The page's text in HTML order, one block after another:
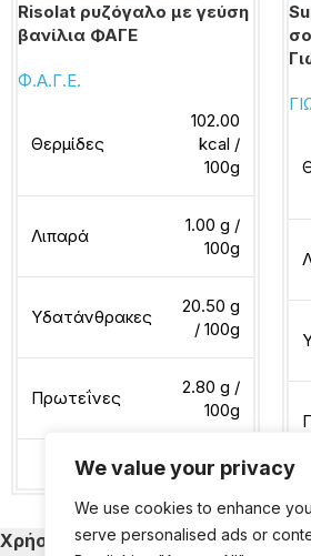
We value your privacy
We use cookies to enhance
serve personalised ads or
Risolat ρυζόγαλο με γεύση
βανίλια ΦΑΓΕ
Φ.Α.Γ.Ε.
Θερμίδες
102.00
kcal /
100g
Λιπαρά
1.00 g /
100g
Υδατάνθρακες
20.50 g
/ 100g
Πρωτεΐνες
2.80 g /
100g
Διαβάστε περισσότερα
Χρήσιμα